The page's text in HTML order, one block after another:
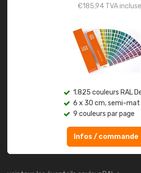
€185,94TVA incluse
1.825 couleurs RAL
6 x 30 cm, semi-mat
9 couleurs par page
Infos / commande